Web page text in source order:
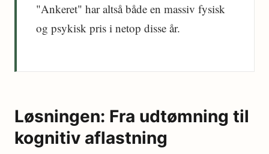
"Ankeret" har altså både en massiv fysisk
og psykisk pris i netop disse år.
Løsningen: Fra udtømning til
kognitiv aflastning